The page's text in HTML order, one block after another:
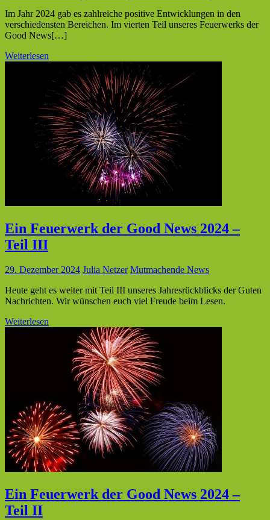
Im Jahr 2024 gab es zahlreiche positive Entwicklungen in den
verschiedensten Bereichen. Im vierten Teil unseres Feuerwerks der
Good News[…]
Weiterlesen
Ein Feuerwerk der Good News 2024 –
Teil III
29. Dezember 2024 Julia Netzer Mutmachende News
Heute geht es weiter mit Teil III unseres Jahresrückblicks der Guten
Nachrichten. Wir wünschen euch viel Freude beim Lesen.
Weiterlesen
Ein Feuerwerk der Good News 2024 –
Teil II